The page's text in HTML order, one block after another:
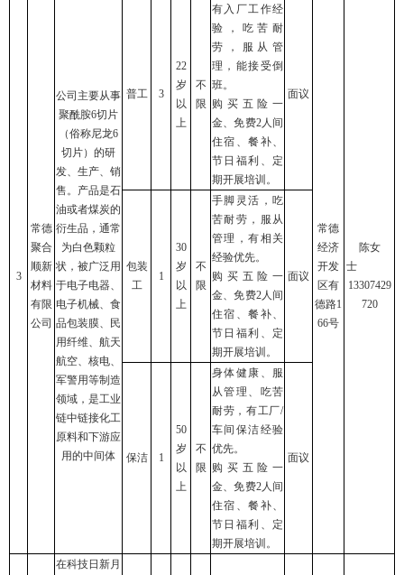
3
常德
聚合
顺新
材料
有限
公司
公司主要从事
聚酰胺6切片
（俗称尼龙6
切片）的研
发、生产、销
售。产品是石
油或者煤炭的
衍生品，通常
为白色颗粒
状，被广泛用
于电子电器、
电子机械、食
品包装膜、民
用纤维、航天
航空、核电、
军警用等制造
领域，是工业
链中链接化工
原料和下游应
用的中间体
普工 3
22
岁
以
上
不
限
有入厂工作经
验，吃苦耐
劳，服从管
理，能接受倒
班。
购买五险一
金、免费2人间
住宿、餐补、
节日福利、定
期开展培训。
面议
常德
经济
开发
区有
德路1
66号
陈女
士
13307429
720
包装
工
1
30
岁
以
上
不
限
手脚灵活，吃
苦耐劳，服从
管理，有相关
经验优先。
购买五险一
金、免费2人间
住宿、餐补、
节日福利、定
期开展培训。
面议
保洁 1
50
岁
以
上
不
限
身体健康、服
从管理、吃苦
耐劳，有工厂/
车间保洁经验
优先。
购买五险一
金、免费2人间
住宿、餐补、
节日福利、定
期开展培训。
面议
在科技日新月